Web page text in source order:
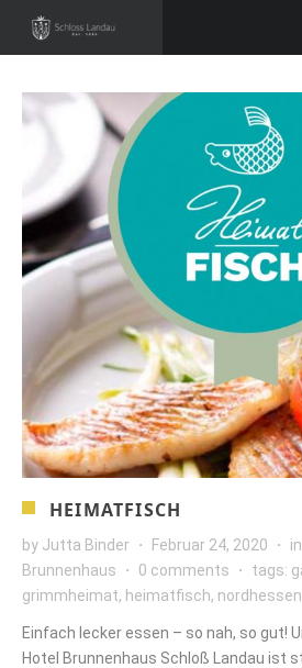
HEIMATFISCH
by Jutta Binder Februar 24, 2020 in
Brunnenhaus
0 comments tags:
grimmheimat, heimatfisch, nordhessen
Einfach lecker essen – so nah, so gut!
Hotel Brunnenhaus Schloß Landau ist